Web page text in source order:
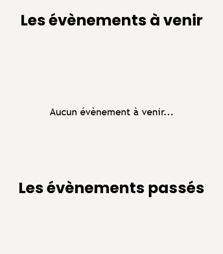
Les évènements à venir
Aucun évènement à venir...
Les évènements passés